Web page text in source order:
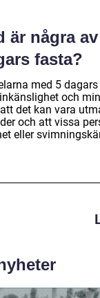
är några
fasta?
med 5
och
det kan vara
och att vissa
eller